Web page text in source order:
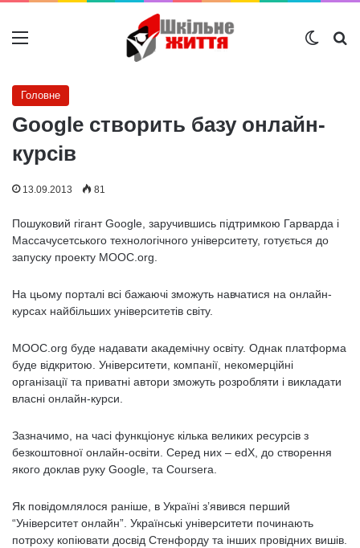
Меню
Головне
Google створить базу онлайн-
курсів
13.09.2013 81
Пошуковий гігант Google, заручившись підтримкою Гарварда і
Массачусетського технологічного університету, готується до
запуску проекту MOOC.org.
На цьому порталі всі бажаючі зможуть навчатися на онлайн-
курсах найбільших університетів світу.
MOOC.org буде надавати академічну освіту. Однак платформа
буде відкритою. Університети, компанії, некомерційні
організації та приватні автори зможуть розробляти і викладати
власні онлайн-курси.
Зазначимо, на часі функціонує кілька великих ресурсів з
безкоштовної онлайн-освіти. Серед них – edX, до створення
якого доклав руку Google, та Coursera.
Як повідомлялося раніше, в Україні з’явився перший
“Університет онлайн”. Українські університети починають
потроху копіювати досвід Стенфорду та інших провідних вишів.